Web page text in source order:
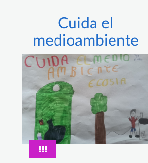
Cuida el
medioambiente